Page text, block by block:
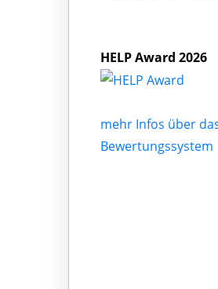
HELP Award 2026
mehr Infos über
Bewertungssystem